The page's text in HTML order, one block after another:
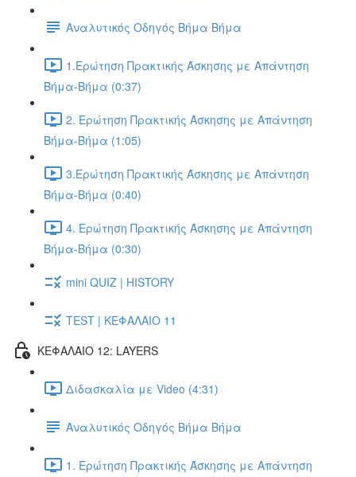
Αναλυτικός Οδηγός Βήμα Βήμα
1.Ερώτηση Πρακτικής Άσκησης με Απάντηση
Βήμα-Βήμα (0:37)
2. Ερώτηση Πρακτικής Άσκησης με Απάντηση
Βήμα-Βήμα (1:05)
3.Ερώτηση Πρακτικής Άσκησης με Απάντηση
Βήμα-Βήμα (0:40)
4. Ερώτηση Πρακτικής Άσκησης με Απάντηση
Βήμα-Βήμα (0:30)
mini QUIZ | HISTORY
TEST | ΚΕΦΑΛΑΙΟ 11
ΚΕΦΑΛΑΙΟ 12: LAYERS
Διδασκαλία με Video (4:31)
Αναλυτικός Οδηγός Βήμα Βήμα
1. Ερώτηση Πρακτικής Άσκησης με Απάντηση